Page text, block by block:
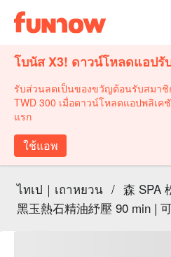
โบนัส X3! ดาวน์โหลดแอปรั
รับส่วนลดเป็นของขวัญต้อนรับสมาชิ
TWD 300 เมื่อดาวน์โหลดแอปพลิเค
แรก
ใช้แอพ
ไทเป｜เถาหยวน / 森 SPA
黑玉熱石精油紓壓 90 min |